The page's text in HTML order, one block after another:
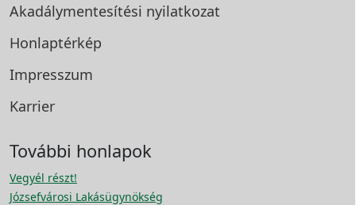
Akadálymentesítési nyilatkozat
Honlaptérkép
Impresszum
Karrier
További honlapok
Vegyél részt!
Józsefvárosi Lakásügynökség